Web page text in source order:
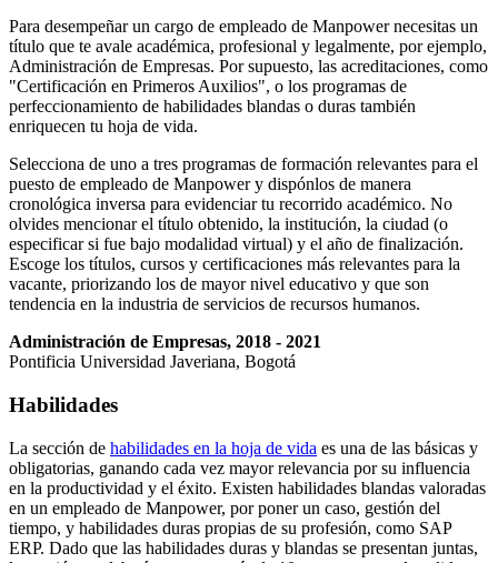
Para desempeñar un cargo de empleado de Manpower necesitas un
título que te avale académica, profesional y legalmente, por ejemplo,
Administración de Empresas. Por supuesto, las acreditaciones, como
"Certificación en Primeros Auxilios", o los programas de
perfeccionamiento de habilidades blandas o duras también
enriquecen tu hoja de vida.
Selecciona de uno a tres programas de formación relevantes para el
puesto de empleado de Manpower y dispónlos de manera
cronológica inversa para evidenciar tu recorrido académico. No
olvides mencionar el título obtenido, la institución, la ciudad (o
especificar si fue bajo modalidad virtual) y el año de finalización.
Escoge los títulos, cursos y certificaciones más relevantes para la
vacante, priorizando los de mayor nivel educativo y que son
tendencia en la industria de servicios de recursos humanos.
Administración de Empresas, 2018 - 2021
Pontificia Universidad Javeriana, Bogotá
Habilidades
La sección de habilidades en la hoja de vida es una de las básicas y
obligatorias, ganando cada vez mayor relevancia por su influencia
en la productividad y el éxito. Existen habilidades blandas valoradas
en un empleado de Manpower, por poner un caso, gestión del
tiempo, y habilidades duras propias de su profesión, como SAP
ERP. Dado que las habilidades duras y blandas se presentan juntas,